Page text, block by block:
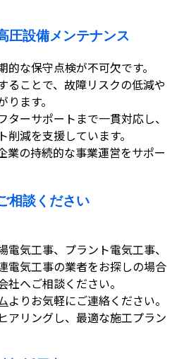
圧設備メンテナンス
な保守点検が不可欠です。
ることで、故障リスクの低減や
ます。
ーサポートまで一貫対応し、
減を支援しています。
業の持続的な事業運営をサポー
相談ください
気工事、プラント電気工事、
電気工事の業者をお探しの場合
へご相談ください。
よりお気軽にご連絡ください。
アリングし、最適な施工プラン